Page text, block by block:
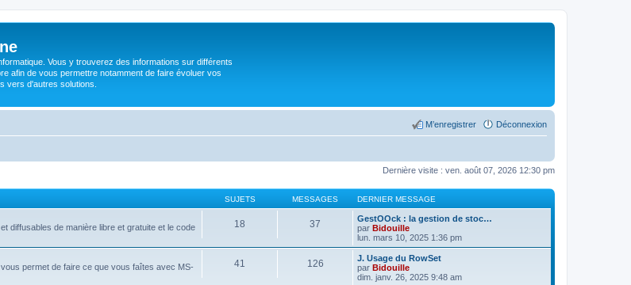
Vous y trouverez des informations sur différents
afin de vous permettre notamment de faire évoluer vos
vers d'autres solutions.
Déconnexion
M’enregistrer
Dernière visite : ven. août 07, 2026 12:30 pm
SUJETS MESSAGES DERNIER MESSAGE
diffusables de manière libre et gratuite et le code
18 37
GestOOck : la gestion de stoc…
par Bidouille
lun. mars 10, 2025 1:36 pm
permet de faire ce que vous faîtes avec MS-
41 126
J. Usage du RowSet
par Bidouille
dim. janv. 26, 2025 9:48 am